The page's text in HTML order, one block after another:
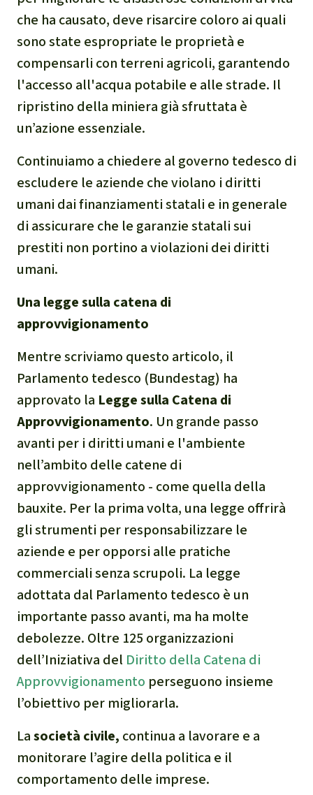
che ha causato, deve risarcire coloro ai quali
sono state espropriate le proprietà e
compensarli con terreni agricoli, garantendo
l'accesso all'acqua potabile e alle strade. Il
ripristino della miniera già sfruttata è
un’azione essenziale.
Continuiamo a chiedere al governo tedesco di
escludere le aziende che violano i diritti
umani dai finanziamenti statali e in generale
di assicurare che le garanzie statali sui
prestiti non portino a violazioni dei diritti
umani.
Una legge sulla catena di
approvvigionamento
Mentre scriviamo questo articolo, il
Parlamento tedesco (Bundestag) ha
approvato la Legge sulla Catena di
Approvvigionamento. Un grande passo
avanti per i diritti umani e l'ambiente
nell’ambito delle catene di
approvvigionamento - come quella della
bauxite. Per la prima volta, una legge offrirà
gli strumenti per responsabilizzare le
aziende e per opporsi alle pratiche
commerciali senza scrupoli. La legge
adottata dal Parlamento tedesco è un
importante passo avanti, ma ha molte
debolezze. Oltre 125 organizzazioni
dell’Iniziativa del Diritto della Catena di
Approvvigionamento perseguono insieme
l’obiettivo per migliorarla.
Lasocietà civile, continua a lavorare e a
monitorare l’agire della politica e il
comportamento delle imprese.